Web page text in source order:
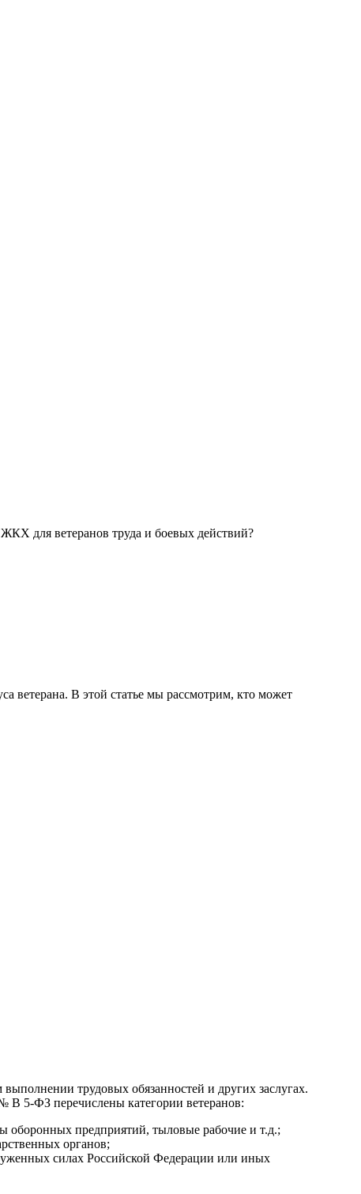
для ветеранов труда и боевых действий?
ветерана. В этой статье мы рассмотрим, кто может
трудовых обязанностей и других заслугах.
В 5-ФЗ перечислены категории ветеранов:
оборонных предприятий, тыловые рабочие и т.д.;
органов;
силах Российской Федерации или иных